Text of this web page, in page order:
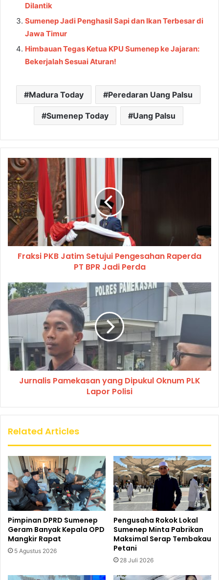
Dilantik
Sumenep Jadi Penghasil Sapi dan Ikan Terbesar di
Jawa Timur
Himbauan Tegas Ketua KPU Sumenep ke Jajaran:
Bekerjalah Sesuai Aturan!
Madura Today Peredaran Uang Palsu
Sumenep Today Uang Palsu
Fraksi PKB Jatim Setujui Pengesahan Raperda
PT BPR Jadi Perda
Jurnalis Pamekasan yang Dipukul Oknum PLK
Lapor Polisi
Related Articles
Pimpinan DPRD Sumenep
Geram Banyak Kepala OPD
Mangkir Rapat
5 Agustus 2026
Pengusaha Rokok Lokal
Sumenep Minta Pabrikan
Maksimal Serap Tembakau
Petani
28 Juli 2026